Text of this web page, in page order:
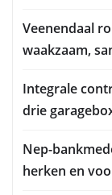
Veenendaal
waakzaam,
Integrale
drie
Nep-
herken en